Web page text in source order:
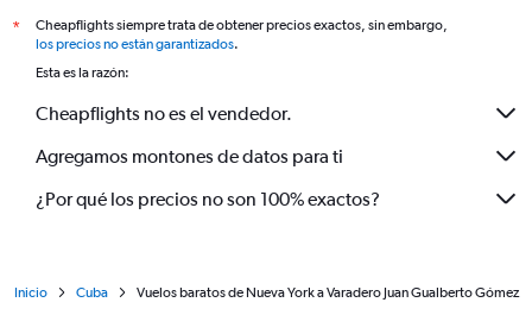
*
Cheapflights siempre trata de obtener precios exactos, sin embargo,
los precios no están garantizados.
Esta es la razón:
Cheapflights no es el vendedor.
Agregamos montones de datos para ti
¿Por qué los precios no son 100% exactos?
Inicio Cuba Vuelos baratos de Nueva York a Varadero Juan Gualberto Gómez